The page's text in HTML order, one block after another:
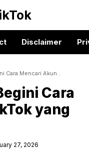
Disclaimer
Cara Mencari Akun
Cara
yang
27, 2026